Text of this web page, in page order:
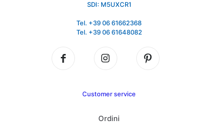
SDI: M5UXCR1
Tel. +39 06 61662368
Tel. +39 06 61648082
Customer service
Ordini